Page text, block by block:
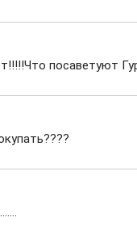
посаветуют